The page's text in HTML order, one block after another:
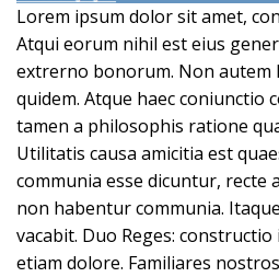
Lorem ipsum dolor sit amet,
Atqui eorum nihil est eius
extrerno bonorum. Non autem
quidem. Atque haec coniunctio
tamen a philosophis ratione
Utilitatis causa amicitia est
communia esse dicuntur, recte
non habentur communia.
vacabit. Duo Reges:
etiam dolore. Familiares